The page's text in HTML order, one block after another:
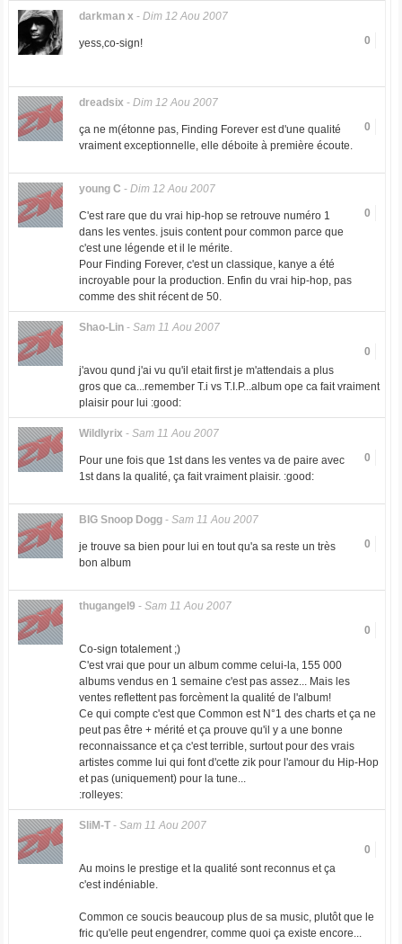
darkman x - Dim 12 Aou 2007
0
yess,co-sign!
dreadsix - Dim 12 Aou 2007
0
ça ne m(étonne pas, Finding Forever est d'une qualité
vraiment exceptionnelle, elle déboite à première écoute.
young C - Dim 12 Aou 2007
0
C'est rare que du vrai hip-hop se retrouve numéro 1
dans les ventes. jsuis content pour common parce que
c'est une légende et il le mérite.
Pour Finding Forever, c'est un classique, kanye a été
incroyable pour la production. Enfin du vrai hip-hop, pas
comme des shit récent de 50.
Shao-Lin- Sam 11 Aou 2007
0
j'avou qund j'ai vu qu'il etait first je m'attendais a plus
gros que ca...remember T.i vs T.I.P...album ope ca fait vraiment
plaisir pour lui :good:
Wildlyrix - Sam 11 Aou 2007
0
Pour une fois que 1st dans les ventes va de paire avec
1st dans la qualité, ça fait vraiment plaisir. :good:
BIG Snoop Dogg- Sam 11 Aou 2007
0
je trouve sa bien pour lui en tout qu'a sa reste un très
bon album
thugangel9 - Sam 11 Aou 2007
0
Co-sign totalement ;)
C'est vrai que pour un album comme celui-la, 155 000
albums vendus en 1 semaine c'est pas assez... Mais les
ventes reflettent pas forcèment la qualité de l'album!
Ce qui compte c'est que Common est N°1 des charts et ça ne
peut pas être + mérité et ça prouve qu'il y a une bonne
reconnaissance et ça c'est terrible, surtout pour des vrais
artistes comme lui qui font d'cette zik pour l'amour du Hip-Hop
et pas (uniquement) pour la tune...
:rolleyes:
SliM-T- Sam 11 Aou 2007
0
Au moins le prestige et la qualité sont reconnus et ça
c'est indéniable.
Common ce soucis beaucoup plus de sa music, plutôt que le
fric qu'elle peut engendrer, comme quoi ça existe encore...